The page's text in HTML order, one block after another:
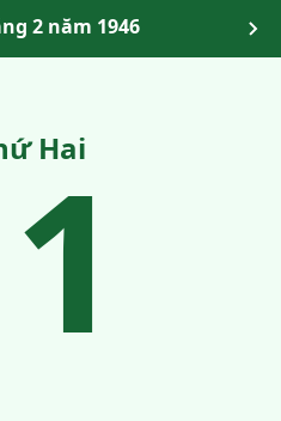
2 năm 1946
Hai